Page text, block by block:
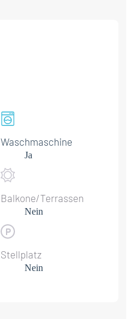
Waschmaschine
Ja
Balkone/Terrassen
Nein
Stellplatz
Nein